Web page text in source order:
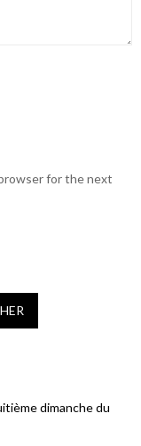
for the next
dimanche du